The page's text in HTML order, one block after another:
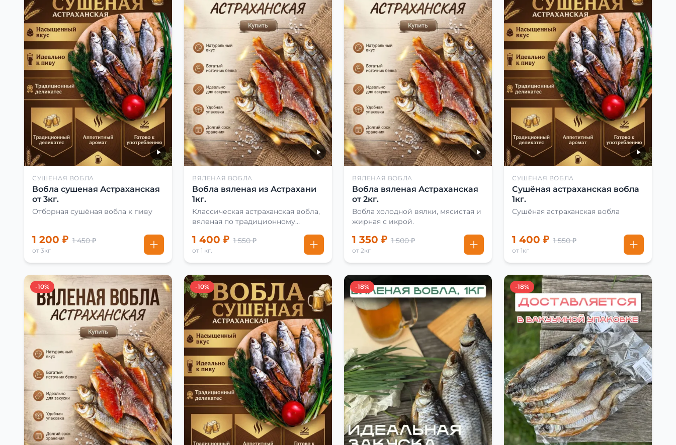
СУШЁНАЯ ВОБЛА
Вобла сушеная Астраханская
от 3кг.
Отборная сушёная вобла к пиву
1 200 ₽ 1 450 ₽
от 3кг
ВЯЛЕНАЯ ВОБЛА
Вобла вяленая из Астрахани
1кг.
Классическая астраханская вобла,
вяленая по традиционному
1 400 ₽ 1 550 ₽
от 1 кг.
ВЯЛЕНАЯ ВОБЛА
Вобла вяленая Астраханская
от 2кг.
Вобла холодной вялки, мясистая и
жирная с икрой.
1 350 ₽ 1 500 ₽
от 2кг
СУШЁНАЯ ВОБЛА
Сушёная астраханская вобла
1кг.
Сушёная астраханская вобла
1 400 ₽ 1 550 ₽
от 1кг
-10% -10% -18% -18%